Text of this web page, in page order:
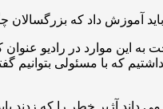
به این موارد در رادیو
که با مسئولی بتوانیم
آژیر خطر را که زدند